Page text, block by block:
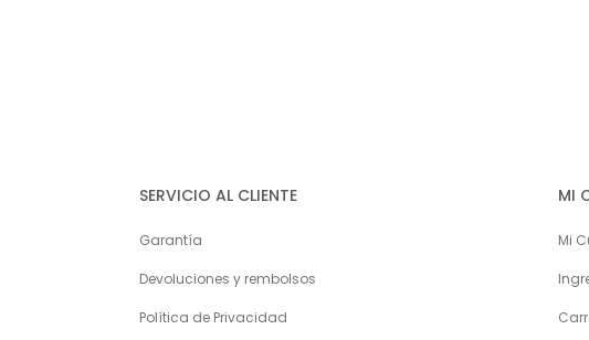
SERVICIO AL CLIENTE
Garantía
Devoluciones y rembolsos
Política de Privacidad
MI
Mi